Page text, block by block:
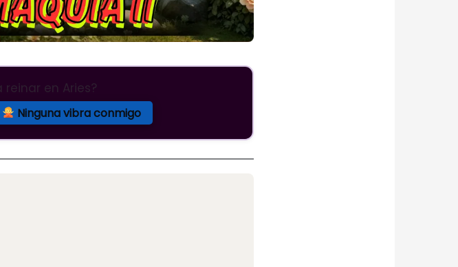
en Aries?
Ninguna vibra conmigo